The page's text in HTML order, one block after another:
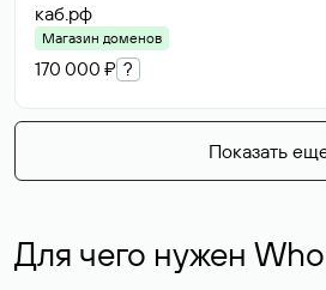
каб.рф
Магазин доменов
170 000 ₽ ?
Показать
Для чего нужен